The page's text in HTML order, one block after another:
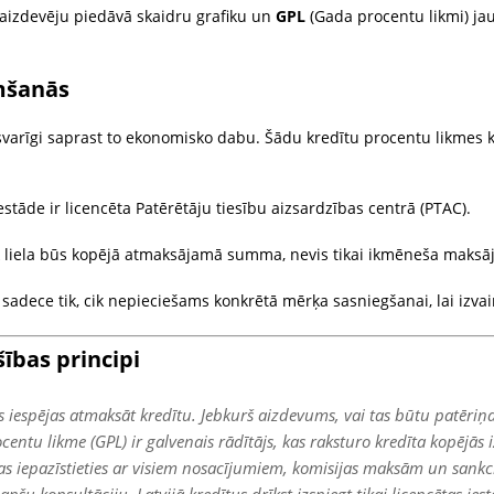
piedāvā skaidru grafiku un GPL (Gada procentu likmi)
saprast to ekonomisko dabu. Šādu kredītu procentu likmes
ir licencēta Patērētāju tiesību aizsardzības centrā (PTAC).
būs kopējā atmaksājamā summa, nevis tikai ikmēneša
tik, cik nepieciešams konkrētā mērķa sasniegšanai, lai
principi
atmaksāt kredītu. Jebkurš aizdevums, vai tas būtu
likme (GPL) ir galvenais rādītājs, kas raksturo kredīta
iepazīstieties ar visiem nosacījumiem, komisijas maksām un